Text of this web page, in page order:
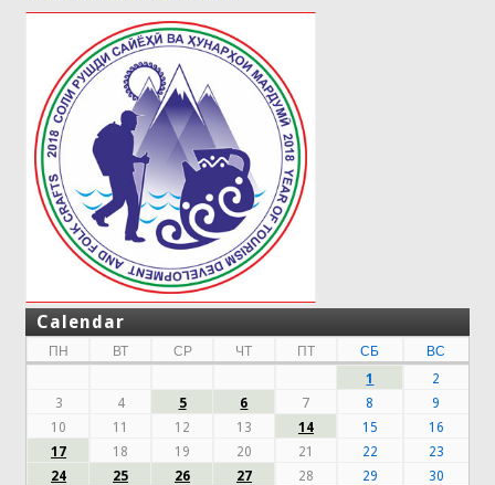
Calendar
ПН ВТ СР ЧТ ПТ СБ
ВС
1
2
3
4 5 6 7 8
9
10
11 12 13 14 15
16
17
18 19 20 21 22
23
24
25 26 27 28 29 30